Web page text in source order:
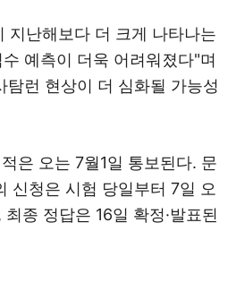
지난해보다 더 크게 나타나는
예측이 더욱 어려워졌다"며
탐런 현상이 더 심화될 가능성
은 오는 7월1일 통보된다. 문
신청은 시험 당일부터 7일 오
종 정답은 16일 확정·발표된